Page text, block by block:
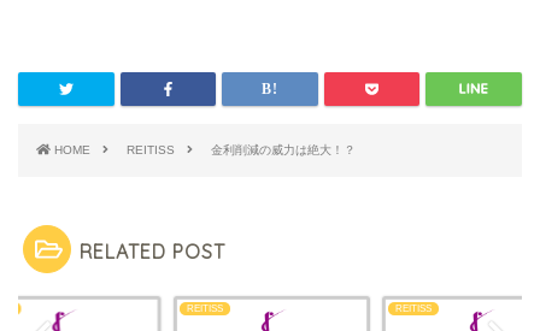
HOME REITISS 金利削減の威力は絶大！？
RELATED POST
REITISS REITISS